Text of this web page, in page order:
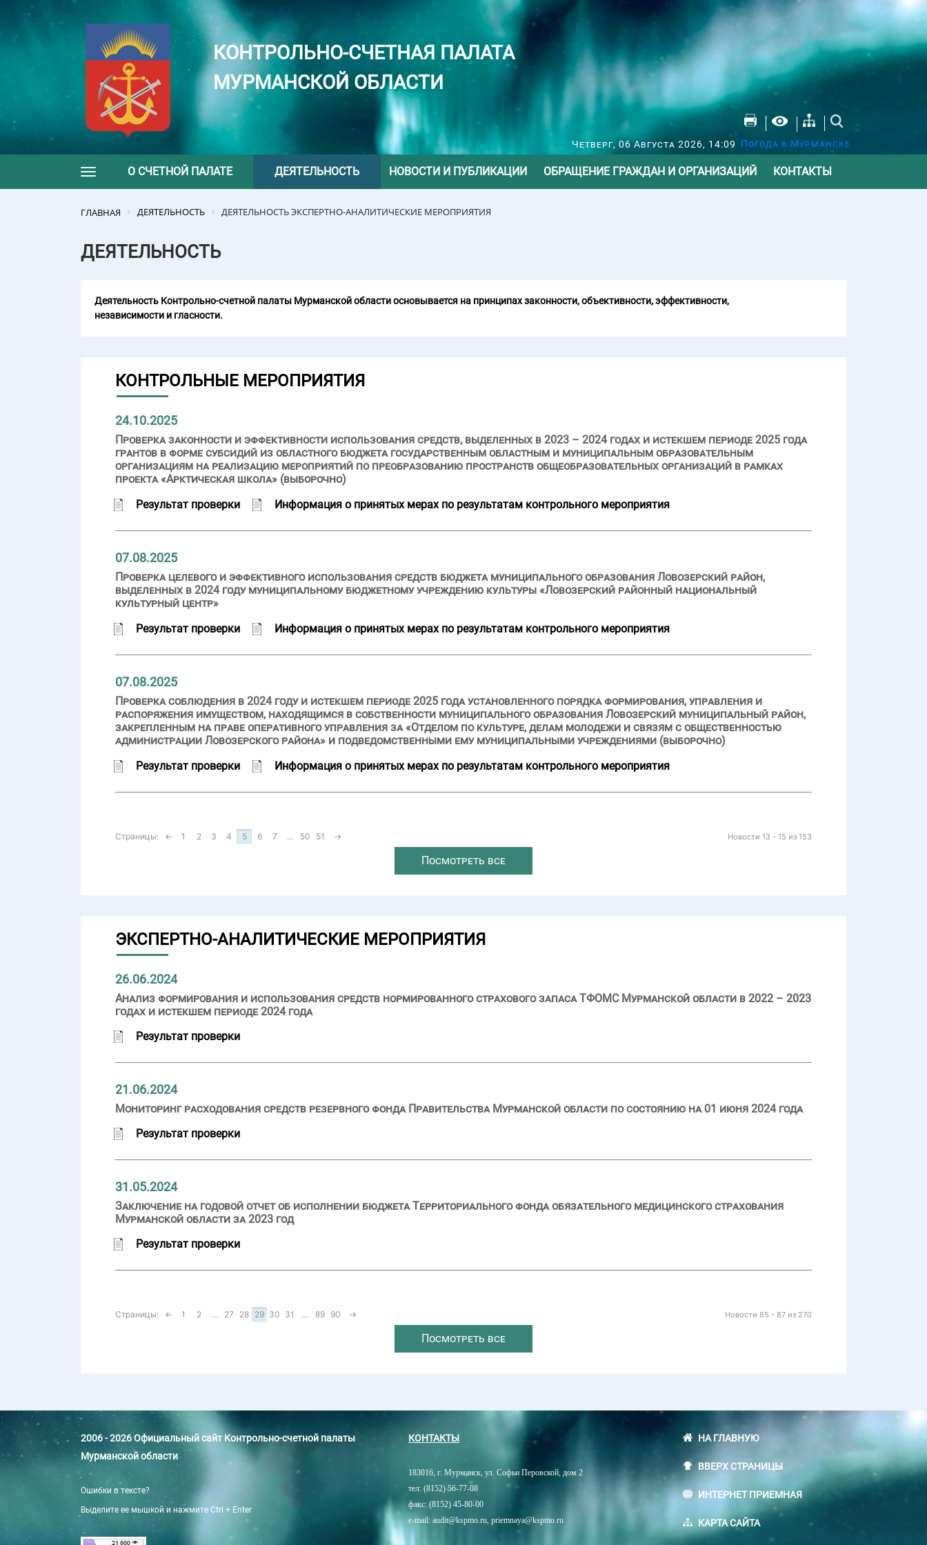
КОНТРОЛЬНО-СЧЕТНАЯ ПАЛАТА
МУРМАНСКОЙ ОБЛАСТИ
Четверг, 06 Августа 2026, 14:09 Погода в Мурманске
Toggle navigation
О СЧЕТНОЙ ПАЛАТЕ ДЕЯТЕЛЬНОСТЬ НОВОСТИ И ПУБЛИКАЦИИ ОБРАЩЕНИЕ ГРАЖДАН И ОРГАНИЗАЦИЙ КОНТАКТЫ
ГЛАВНАЯ ДЕЯТЕЛЬНОСТЬ ДЕЯТЕЛЬНОСТЬ ЭКСПЕРТНО-АНАЛИТИЧЕСКИЕ МЕРОПРИЯТИЯ
ДЕЯТЕЛЬНОСТЬ
Деятельность Контрольно-счетной палаты Мурманской области основывается на принципах законности, объективности, эффективности,
независимости и гласности.
КОНТРОЛЬНЫЕ МЕРОПРИЯТИЯ
24.10.2025
Проверка законности и эффективности использования средств, выделенных в 2023 – 2024 годах и истекшем периоде 2025 года
грантов в форме субсидий из областного бюджета государственным областным и муниципальным образовательным
организациям на реализацию мероприятий по преобразованию пространств общеобразовательных организаций в рамках
проекта «Арктическая школа» (выборочно)
Результат проверки
Информация о принятых мерах по результатам контрольного мероприятия
07.08.2025
Проверка целевого и эффективного использования средств бюджета муниципального образования Ловозерский район,
выделенных в 2024 году муниципальному бюджетному учреждению культуры «Ловозерский районный национальный
культурный центр»
Результат проверки
Информация о принятых мерах по результатам контрольного мероприятия
07.08.2025
Проверка соблюдения в 2024 году и истекшем периоде 2025 года установленного порядка формирования, управления и
распоряжения имуществом, находящимся в собственности муниципального образования Ловозерский муниципальный район,
закрепленным на праве оперативного управления за «Отделом по культуре, делам молодежи и связям с общественностью
администрации Ловозерского района» и подведомственными ему муниципальными учреждениями (выборочно)
Результат проверки
Информация о принятых мерах по результатам контрольного мероприятия
Новости 13 - 15 из 153
Страницы: ← 1 2 3 4 5 6 7 ... 50 51 →
Посмотреть все
ЭКСПЕРТНО-АНАЛИТИЧЕСКИЕ МЕРОПРИЯТИЯ
26.06.2024
Анализ формирования и использования средств нормированного страхового запаса ТФОМС Мурманской области в 2022 – 2023
годах и истекшем периоде 2024 года
Результат проверки
21.06.2024
Мониторинг расходования средств резервного фонда Правительства Мурманской области по состоянию на 01 июня 2024 года
Результат проверки
31.05.2024
Заключение на годовой отчет об исполнении бюджета Территориального фонда обязательного медицинского страхования
Мурманской области за 2023 год
Результат проверки
Новости 85 - 87 из 270
Страницы: ← 1 2 ... 27 28 29 30 31 ... 89 90 →
Посмотреть все
2006 - 2026 Официальный сайт Контрольно-счетной палаты
Мурманской области
Ошибки в тексте?
Выделите ее мышкой и нажмите Ctrl + Enter
КОНТАКТЫ
183016, г. Мурманск, ул. Софьи Перовской, дом 2
тел: (8152) 56-77-08
факс: (8152) 45-80-00
e-mail: audit@kspmo.ru, priemnaya@kspmo.ru
НА ГЛАВНУЮ
ВВЕРХ СТРАНИЦЫ
ИНТЕРНЕТ ПРИЕМНАЯ
КАРТА САЙТА